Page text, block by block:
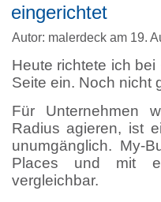
eingerichtet
Autor: malerdeck am 19.
Heute richtete ich
Seite ein. Noch nicht
Für Unternehmen
Radius agieren, ist
unumgänglich. My-
Places und mit
vergleichbar.